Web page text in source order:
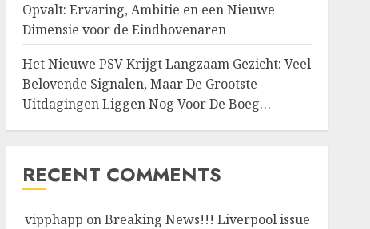
Opvalt: Ervaring, Ambitie en een Nieuwe
Dimensie voor de Eindhovenaren
Het Nieuwe PSV Krijgt Langzaam Gezicht: Veel
Belovende Signalen, Maar De Grootste
Uitdagingen Liggen Nog Voor De Boeg…
RECENT COMMENTS
vipphapp onBreaking News!!! Liverpool issue